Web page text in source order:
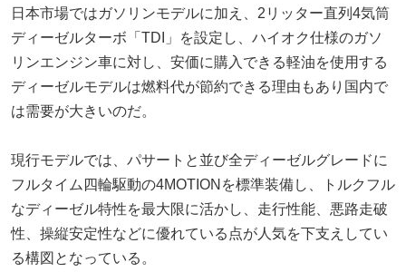
日本市場ではガソリンモデルに加え、2リッター直列4気筒
ディーゼルターボ「TDI」を設定し、ハイオク仕様のガソ
リンエンジン車に対し、安価に購入できる軽油を使用する
ディーゼルモデルは燃料代が節約できる理由もあり国内で
は需要が大きいのだ。
現行モデルでは、パサートと並び全ディーゼルグレードに
フルタイム四輪駆動の4MOTIONを標準装備し、トルクフル
なディーゼル特性を最大限に活かし、走行性能、悪路走破
性、操縦安定性などに優れている点が人気を下支えしてい
る構図となっている。